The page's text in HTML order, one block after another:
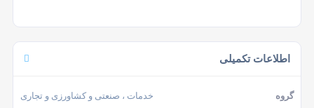
اطلاعات تکمیلی
گروه خدمات ، صنعتی و کشاورزی و تجاری